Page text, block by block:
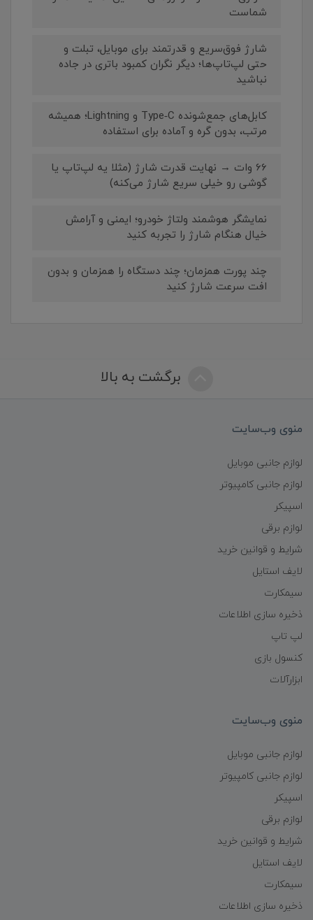
شماست
شارژ فوق‌سریع و قدرتمند برای موبایل، تبلت و
حتی لپ‌تاپ‌ها؛ دیگر نگران کمبود باتری در جاده
نباشید
کابل‌های جمع‌شونده Type‑C و Lightning؛ همیشه
مرتب، بدون گره و آماده برای استفاده
66 وات → نهایت قدرت شارژ (مثلا یه لپ‌تاپ یا
گوشی رو خیلی سریع شارژ می‌کنه)
نمایشگر هوشمند ولتاژ خودرو؛ ایمنی و آرامش
خیال هنگام شارژ را تجربه کنید
چند پورت همزمان؛ چند دستگاه را همزمان و بدون
افت سرعت شارژ کنید
برگشت به بالا
منوی وب‌سایت
لوازم جانبی موبایل
لوازم جانبی کامپیوتر
اسپیکر
لوازم برقی
شرایط و قوانین خرید
لایف استایل
سیمکارت
ذخیره سازی اطلاعات
لپ تاپ
کنسول بازی
ابزارآلات
منوی وب‌سایت
لوازم جانبی موبایل
لوازم جانبی کامپیوتر
اسپیکر
لوازم برقی
شرایط و قوانین خرید
لایف استایل
سیمکارت
ذخیره سازی اطلاعات